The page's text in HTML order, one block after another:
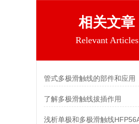
相关文章
Relevant Articles
管式多极滑触线的部件和应用
了解多极滑触线拔插作用